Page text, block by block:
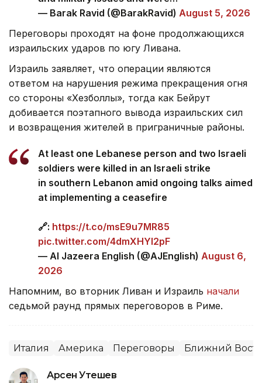
— Barak Ravid (@BarakRavid) August 5, 2026
Переговоры проходят на фоне продолжающихся
израильских ударов по югу Ливана.
Израиль заявляет, что операции являются
ответом на нарушения режима прекращения огня
со стороны «Хезболлы», тогда как Бейрут
добивается поэтапного вывода израильских сил
и возвращения жителей в приграничные районы.
soldiers were killed in an Israeli strike
in southern Lebanon amid ongoing talks aimed
at implementing a ceasefire
pic.twitter.com/4dmXHYl2pF
— Al Jazeera English (@AJEnglish)
2026
седьмой раунд прямых переговоров в Риме.
Автор